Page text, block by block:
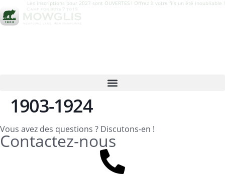
Les inscriptions pour 2027 sont OUVERTES ! Offrez à votre fils un été inoubliable !
1903-1924
Vous avez des questions ? Discutons-en !
Contactez-nous